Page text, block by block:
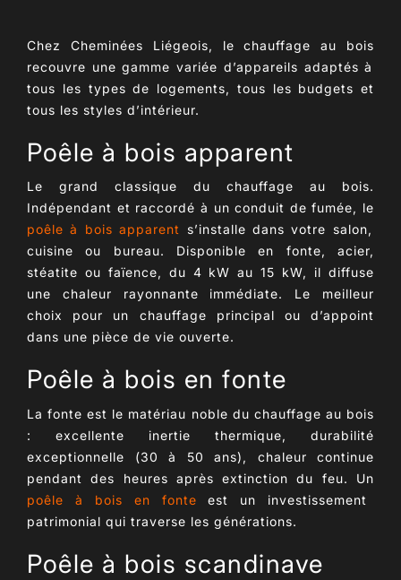
Chez Cheminées Liégeois, lechauffage au bois
recouvre une gamme variée d’appareils adaptés à
tous les types de logements, tous les budgets et
tous les styles d’intérieur.
Poêle à bois apparent
Le grand classique du chauffage au bois.
Indépendant et raccordé à un conduit de fumée, le
poêle à bois apparent
s’installe dans votre salon,
cuisine ou bureau. Disponible en fonte, acier,
stéatite ou faïence, du 4 kW au 15 kW, il diffuse
une chaleur rayonnante immédiate. Le meilleur
choix pour un chauffage principal ou d’appoint
dans une pièce de vie ouverte.
Poêle à bois en fonte
Lafonte est le matériau noble du chauffage au bois
: excellente inertie thermique, durabilité
exceptionnelle (30 à 50 ans), chaleur continue
pendant des heures après extinction du feu. Un
poêle à bois en fonte est un investissement
patrimonial qui traverse les générations.
Poêle à bois scandinave